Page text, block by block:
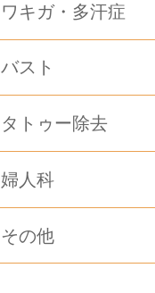
ワキガ・多汗症
バスト
タトゥー除去
婦人科
その他